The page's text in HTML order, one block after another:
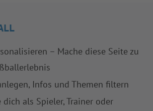
– Mache diese Seite zu
Infos und Themen filtern
dich als Spieler, Trainer oder